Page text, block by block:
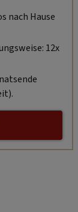
nach Hause
12x